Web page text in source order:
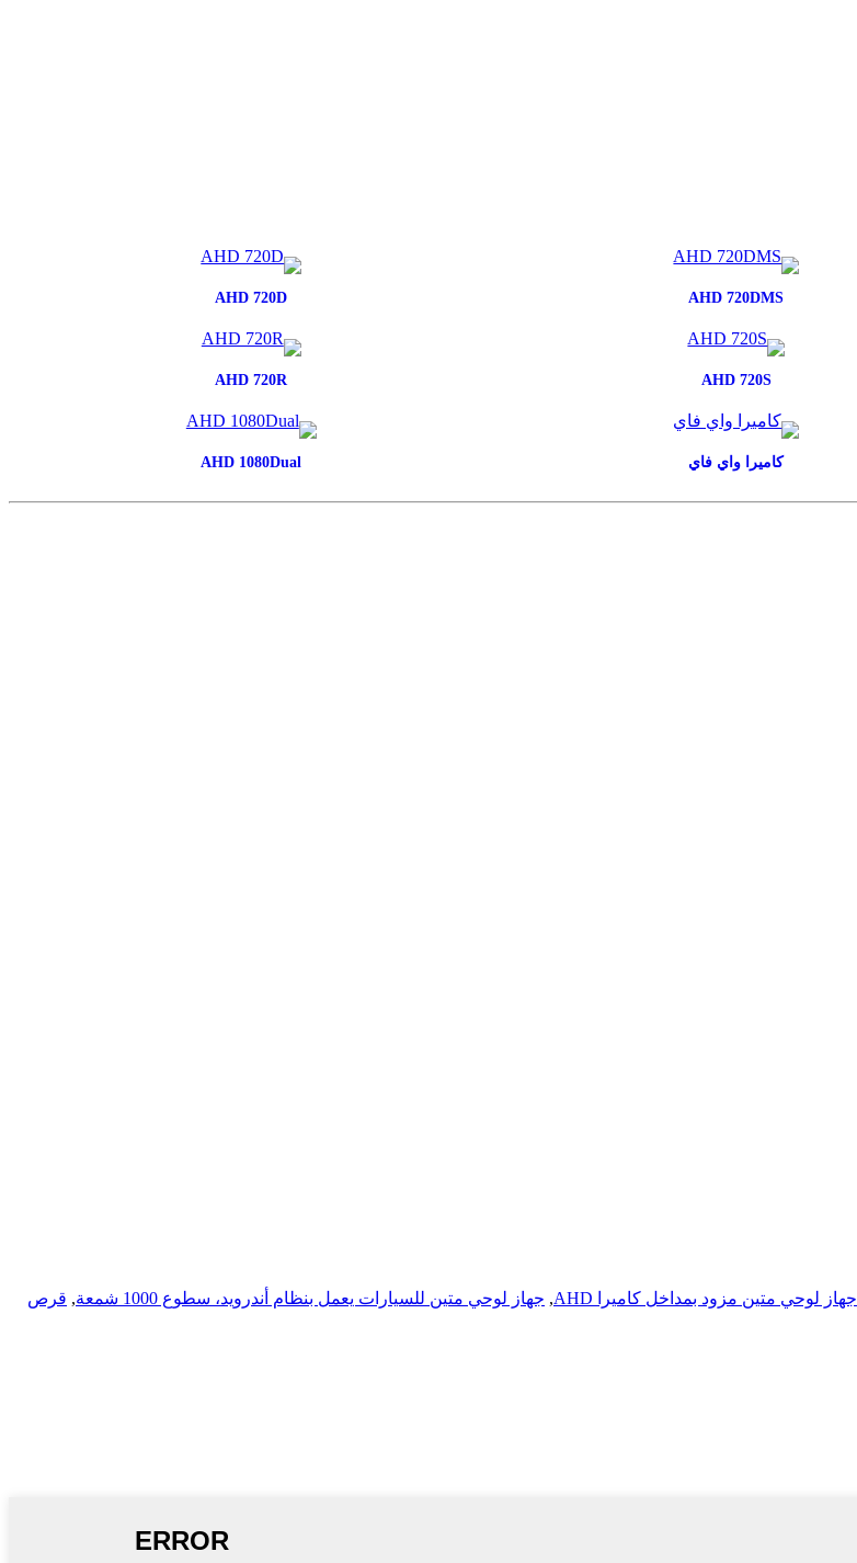
AHD 720D AHD 720DMS
AHD 720R AHD 720S
AHD 1080Dual كاميرا واي فاي
جهاز لوحي متين مزود بمداخل كاميرا AHD , جهاز لوحي متين للسيارات يعمل بنظام أندرويد، سطوع 1000 شمعة , قرص